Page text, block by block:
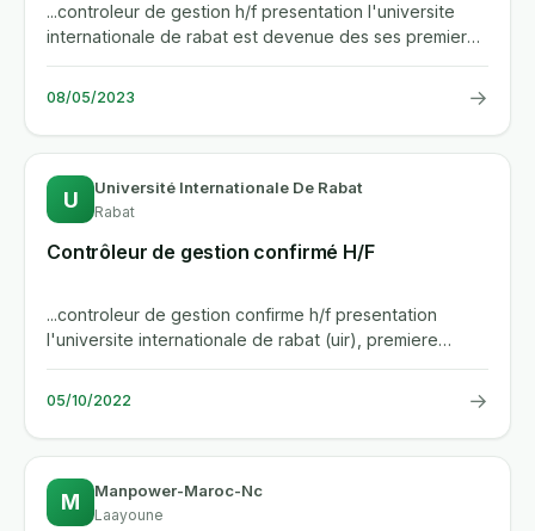
...controleur de gestion h/f presentation l'universite
internationale de rabat est devenue des ses premieres
annees...
08/05/2023 →
U Université Internationale De Rabat
Rabat
Contrôleur de gestion confirmé H/F
...controleur de gestion confirme h/f presentation
l'universite internationale de rabat (uir), premiere
universite...
05/10/2022 →
M Manpower-Maroc-Nc
Laayoune